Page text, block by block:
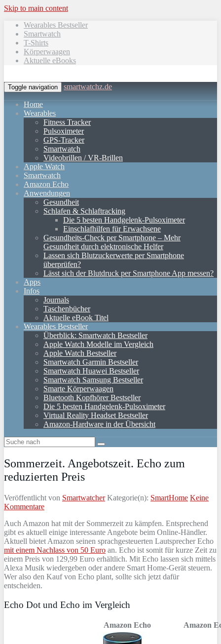
Skip to main content
Wearables Bestseller
Smartwatch
T-Shirts
Körperwaagen
Aktuelle eBooks
Toggle navigation smartwatchz.de
Home
Wearables
Fitness Tracker
Pulsoximeter
GPS-Tracker
Smartwatch
Videobrillen / VR-Brillen
Apple Watch
Smartwatch
Amazon Echo
Anwendungen
Gesundheit
Schlafen & Schlaftracking
Die 5 besten Handgelenk-Pulsoximeter
Einschlafhilfen für Erwachsene
Gesundheits-Check per Smartphone – Mehr
Gesundheit durch elektronische Helfer
Lassen sich Blutzuckerwerte per Smartphone
überprüfen?
Lässt sich der Blutdruck per Smartphone App messen?
Apps
Infos
Journals
Taschenbücher
Aktuelle eBook Titel
Wearables Bestseller
Überblick: Smartwatch Bestseller
Apple Watch Modelle im Vergleich
Apple Watch Bestseller
Smartwatch Garmin Bestseller
Smartwatch Huawei Bestseller
Smartwatch Samsung Bestseller
Smarte Körperwaagen
Bluetooth Kopfhörer Bestseller
Die 5 besten Handgelenk-Pulsoximeter
Virtual Reality Headset Bestseller
Amazon-Hardware in der Übersicht
Sommerzeit. Angebotszeit. Echo zum
reduzierten Preis
Veröffentlicht von Smartwatcher Kategorie(n): SmartHome Keine
Kommentare
Auch Amazon hat mit der Sommerzeit zu kämpfen. Entsprechend
gibt es aktuell einige interessante Angebote beim Online-Händler.
Aktuell bietet Amazon seinen sprachgesteuerten Lautsprecher Echo
mit einem Nachlass von 50 Euro an. Echo ist somit für kurze Zeit zu
einem Preis von 129,99 Euro erhältlich. Mit Echo lassen sich mittels
Alexa Musik wiedergeben oder andere Smart Home-Gerät steuern.
Wer also den Kauf von Echo plant, sollte sich jetzt dafür
entscheiden.
Echo Dot und Echo im Vergleich
Amazon Echo Amazon